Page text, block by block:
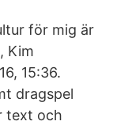
för mig är
Kim
15:36.
dragspel
text och